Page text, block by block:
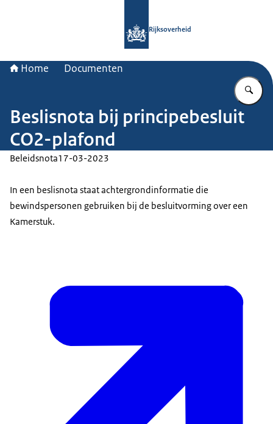
Rijksoverheid
Home Documenten
Beslisnota bij principebesluit
CO2-plafond
Beleidsnota17-03-2023
In een beslisnota staat achtergrondinformatie die
bewindspersonen gebruiken bij de besluitvorming over een
Kamerstuk.